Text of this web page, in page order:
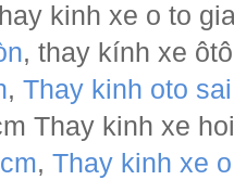
kinh xe o to
, thay kính xe
, Thay kinh oto
Thay kinh xe
,Thay kinh xe